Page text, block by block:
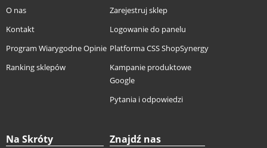
O nas
Kontakt
Program Wiarygodne Opinie
Ranking sklepów
Zarejestruj sklep
Logowanie do panelu
Platforma CSS ShopSynergy
Kampanie produktowe
Google
Pytania i odpowiedzi
Na Skróty Znajdź nas